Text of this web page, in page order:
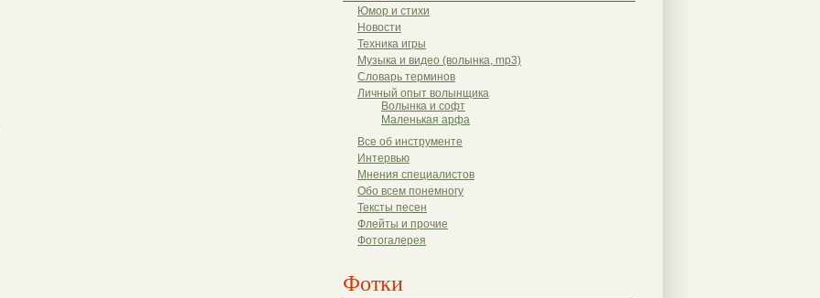
Юмор и стихи
Новости
Техника игры
Музыка и видео (волынка, mp3)
Словарь терминов
Личный опыт волынщика
Волынка и софт
Маленькая арфа
Все об инструменте
Интервью
Мнения специалистов
Обо всем понемногу
Тексты песен
Флейты и прочие
Фотогалерея
Фотки